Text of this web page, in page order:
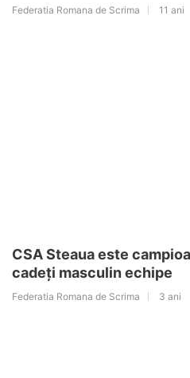
Federatia Romana de Scrima 11 ani
CSA Steaua este
cadeți masculin echipe
Federatia Romana de Scrima 3 ani